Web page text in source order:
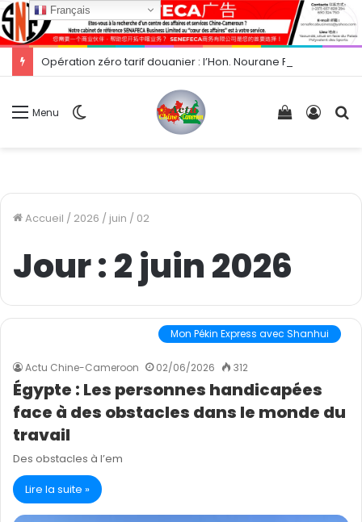
Menu
Voir
Accueil / 2026 / juin / 02
Jour :2 juin 2026
Mon Pékin Express avec Shanhui
Actu Chine-Cameroon 02/06/2026 312
Égypte : Les personnes handicapées
face à des obstacles dans le monde du
travail
Des obstacles à l’em
Lire la suite »
Français